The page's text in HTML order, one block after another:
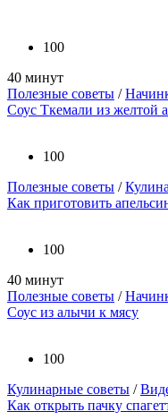
100
40 минут
Полезные советы /
Соус Ткемали из желтой
100
Полезные советы /
Как приготовить
100
40 минут
Полезные советы /
Соус из алычи к мясу
100
Кулинарные советы /
Как открыть пачку